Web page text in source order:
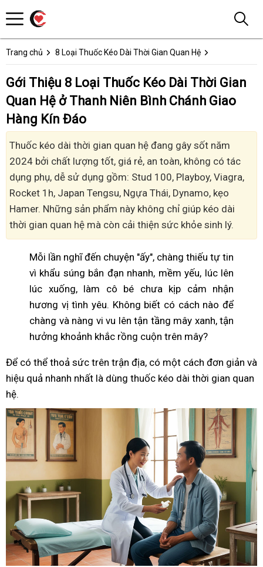
Trang chủ 8 Loại Thuốc Kéo Dài Thời Gian Quan Hệ
Gới Thiệu 8 Loại Thuốc Kéo Dài Thời Gian
Quan Hệ ở Thanh Niên Bình Chánh Giao
Hàng Kín Đáo
Thuốc kéo dài thời gian quan hệ đang gây sốt năm
2024 bởi chất lượng tốt, giá rẻ, an toàn, không có tác
dụng phụ, dễ sử dụng gồm: Stud 100, Playboy, Viagra,
Rocket 1h, Japan Tengsu, Ngựa Thái, Dynamo, kẹo
Hamer. Những sản phẩm này không chỉ giúp kéo dài
thời gian quan hệ mà còn cải thiện sức khỏe sinh lý.
Mỗi lần nghĩ đến chuyện "ấy", chàng thiếu tự tin
vì khẩu súng bắn đạn nhanh, mềm yếu, lúc lên
lúc xuống, làm cô bé chưa kịp cảm nhận
hương vị tình yêu. Không biết có cách nào để
chàng và nàng vi vu lên tận tầng mây xanh, tận
hưởng khoảnh khắc rồng cuộn trên mây?
Để có thể thoả sức trên trận địa, có một cách đơn giản và
hiệu quả nhanh nhất là dùng thuốc kéo dài thời gian quan
hệ.